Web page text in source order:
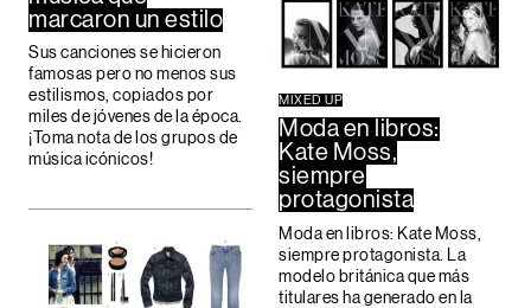
marcaron un estilo
Sus canciones se hicieron
famosas pero no menos sus
estilismos, copiados por
miles de jóvenes de la época.
¡Toma nota de los grupos de
música icónicos!
MIXED UP
Moda en libros:
Kate Moss,
siempre
protagonista
Moda en libros: Kate Moss,
siempre protagonista. La
modelo británica que más
titulares ha generado en la